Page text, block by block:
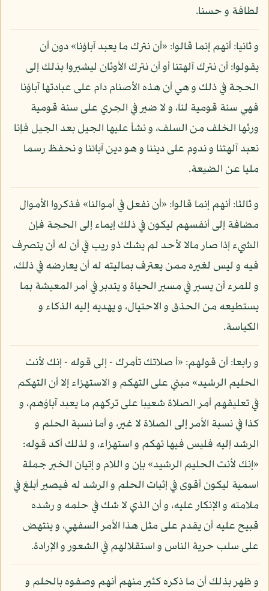
لطافة و حسنا.
و ثانيا: أنهم إنما قالوا: «أن نترك ما يعبد آباؤنا» دون أن
يقولوا: أن نترك آلهتنا أو أن نترك الأوثان ليشيروا بذلك إلى
الحجة في ذلك و هي أن هذه الأصنام دام على عبادتها آباؤنا
فهي سنة قومية لنا، و لا ضير في الجري على سنة قومية
ورثها الخلف من السلف، و نشأ عليها الجيل بعد الجيل فإنا
نعبد آلهتنا و ندوم على ديننا و هو دين آبائنا و نحفظ رسما
مليا عن الضيعة.
و ثالثا: أنهم إنما قالوا: «أن نفعل في أموالنا» فذكروا الأموال
مضافة إلى أنفسهم ليكون في ذلك إيماء إلى الحجة فإن
الشيء إذا صار مالا لأحد لم يشك ذو ريب في أن له أن يتصرف
فيه و ليس لغيره ممن يعترف بماليته له أن يعارضه في ذلك،
و للمرء أن يسير في مسير الحياة و يتدبر في أمر المعيشة بما
يستطيعه من الحذق و الاحتيال، و يهديه إليه الذكاء و
الكياسة.
و رابعا: أن قولهم: «أ صلاتك تأمرك - إلى قوله - إنك لأنت
الحليم الرشيد» مبني على التهكم و الاستهزاء إلا أن التهكم
في تعليقهم أمر الصلاة شعيبا على تركهم ما يعبد آباؤهم، و
كذا في نسبة الأمر إلى الصلاة لا غير، و أما نسبة الحلم و
الرشد إليه فليس فيها تهكم و استهزاء، و لذلك أكد قوله:
«إنك لأنت الحليم الرشيد» بإن و اللام و إتيان الخبر جملة
اسمية ليكون أقوى في إثبات الحلم و الرشد له فيصير أبلغ في
ملامته و الإنكار عليه، و أن الذي لا شك في حلمه و رشده
قبيح عليه أن يقدم على مثل هذا الأمر السفهي، و ينتهض
على سلب حرية الناس و استقلالهم في الشعور و الإرادة.
و ظهر بذلك أن ما ذكره كثير منهم أنهم وصفوه بالحلم و